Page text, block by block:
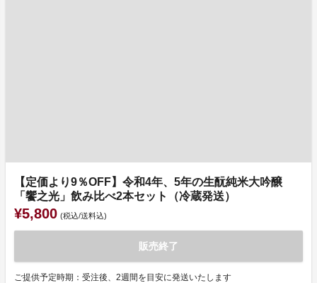
【定価より9％OFF】令和4年、5年の生酛純米大吟醸
「饗之光」飲み比べ2本セット（冷蔵発送）
¥5,800 (税込/送料込)
販売終了
ご提供予定時期：受注後、2週間を目安に発送いたします